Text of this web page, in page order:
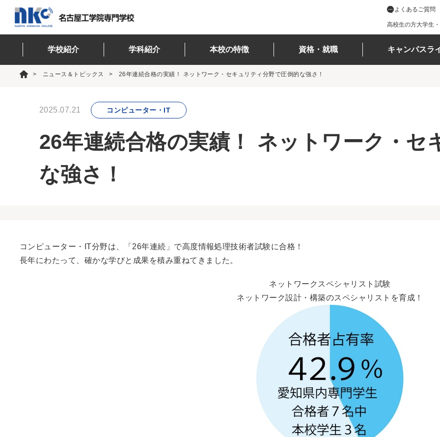
高校生の方大学生
よくあるご質問
学校紹介 学科紹介 本校の特徴 資格・就職 キャンパスラ
ニュース＆トピックス 26年連続合格の実績！ ネットワーク・セキュリティ分野で圧倒的な強さ！
2025.07.21 コンピューター・IT
26年連続合格の実績！ ネットワーク・セ
な強さ！
コンピューター・IT分野は、「26年連続」で高度情報処理技術者試験に合格！
長年にわたって、確かな学びと成果を積み重ねてきました。
ネットワークスペシャリスト試験
ネットワーク設計・構築のスペシャリストを育成！